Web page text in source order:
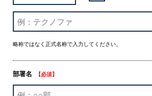
略称ではなく正式名称で入力してください。
部署名 【必須】